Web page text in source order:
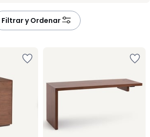
Filtrar y Ordenar